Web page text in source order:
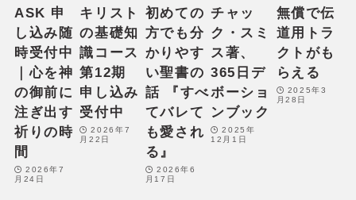
n
t
s
e
l
e
c
t
i
o
ASK 申
し込み随
時受付中
｜心を神
の御前に
注ぎ出す
祈りの時
間
2026年7
月24日
キリスト
の基礎知
識コース
第12期
申し込み
受付中
2026年7
月22日
初めての
方でも分
かりやす
い聖書の
話 『すべ
てバレて
も愛され
る』
2026年6
月17日
チャッ
ク・スミ
ス著、
365日デ
ボーショ
ンブック
2025年
12月1日
無償で伝
道用トラ
クトがも
らえる
2025年3
月28日